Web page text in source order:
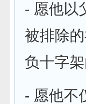
- 愿他以
被排除
负十字
- 愿他不